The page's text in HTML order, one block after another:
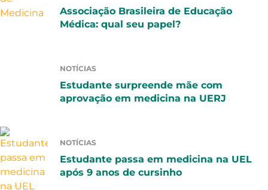
Associação Brasileira de Educação
Médica: qual seu papel?
NOTÍCIAS
Estudante surpreende mãe com
aprovação em medicina na UERJ
NOTÍCIAS
Estudante passa em medicina na UEL
após 9 anos de cursinho